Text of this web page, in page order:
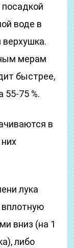
посадкой
воде в
верхушка.
мерам
быстрее,
55-75 %.
в
лука
вплотную
вниз (на 1
либо